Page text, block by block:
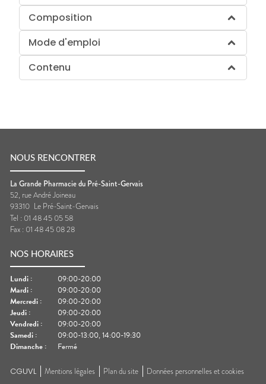
Composition
Mode d'emploi
Contenu
NOUS RENCONTRER
La Grande Pharmacie du Pré-Saint-Gervais
52, rue André Joineau
93310 Le Pré-Saint-Gervais
Tel : 01 48 45 05 58
Fax : 01 48 45 08 28
NOS HORAIRES
Lundi :
09:00-20:00
Mardi :
09:00-20:00
Mercredi :
09:00-20:00
Jeudi :
09:00-20:00
Vendredi :
09:00-20:00
Samedi :
09:00-13:00, 14:00-19:30
Dimanche : Fermé
CGUVL Mentions légales Plan du site Données personnelles et cookies